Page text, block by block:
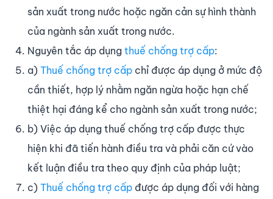
sản xuất trong nước hoặc ngăn cản sự hình thành
của ngành sản xuất trong nước.
Nguyên tắc áp dụng thuế chống trợ cấp:
a) Thuế chống trợ cấp chỉ được áp dụng ở mức độ
cần thiết, hợp lý nhằm ngăn ngừa hoặc hạn chế
thiệt hại đáng kể cho ngành sản xuất trong nước;
b) Việc áp dụng thuế chống trợ cấp được thực
hiện khi đã tiến hành điều tra và phải căn cứ vào
kết luận điều tra theo quy định của pháp luật;
c) Thuế chống trợ cấp được áp dụng đối với hàng